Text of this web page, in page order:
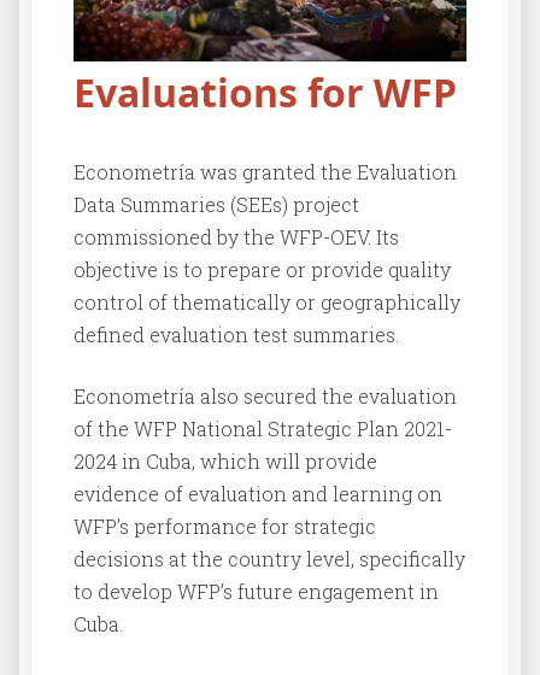
Evaluations for WFP
Econometría was granted the Evaluation
Data Summaries (SEEs) project
commissioned by the WFP-OEV. Its
objective is to prepare or provide quality
control of thematically or geographically
defined evaluation test summaries.
Econometría also secured the evaluation
of the WFP National Strategic Plan 2021-
2024 in Cuba, which will provide
evidence of evaluation and learning on
WFP’s performance for strategic
decisions at the country level, specifically
to develop WFP’s future engagement in
Cuba.